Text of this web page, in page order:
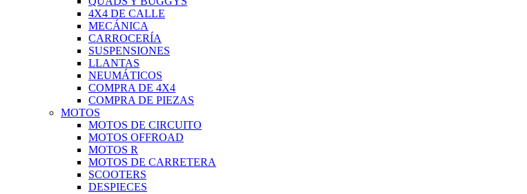
4X4 DE CALLE
MECÁNICA
CARROCERÍA
SUSPENSIONES
LLANTAS
NEUMÁTICOS
COMPRA DE 4X4
COMPRA DE PIEZAS
MOTOS
MOTOS DE CIRCUITO
MOTOS OFFROAD
MOTOS R
MOTOS DE CARRETERA
SCOOTERS
DESPIECES